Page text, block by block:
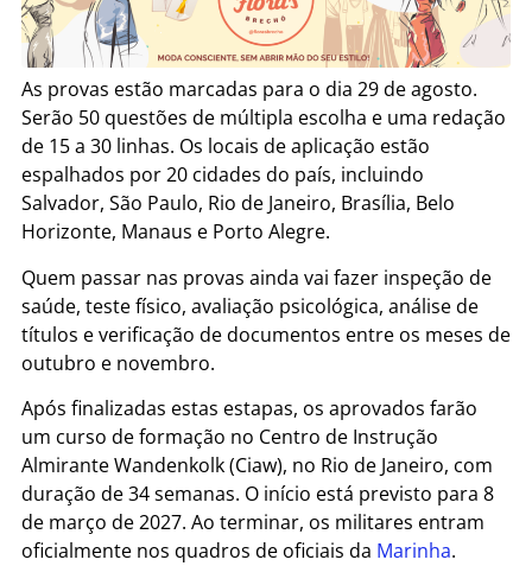
As provas estão marcadas para o dia 29 de agosto.
Serão 50 questões de múltipla escolha e uma redação
de 15 a 30 linhas. Os locais de aplicação estão
espalhados por 20 cidades do país, incluindo
Salvador, São Paulo, Rio de Janeiro, Brasília, Belo
Horizonte, Manaus e Porto Alegre.
Quem passar nas provas ainda vai fazer inspeção de
saúde, teste físico, avaliação psicológica, análise de
títulos e verificação de documentos entre os meses de
outubro e novembro.
Após finalizadas estas estapas, os aprovados farão
um curso de formação no Centro de Instrução
Almirante Wandenkolk (Ciaw), no Rio de Janeiro, com
duração de 34 semanas. O início está previsto para 8
de março de 2027. Ao terminar, os militares entram
oficialmente nos quadros de oficiais da Marinha.